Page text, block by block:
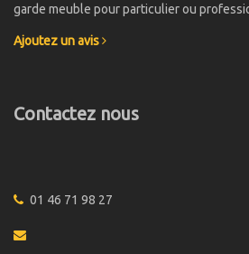
garde meuble pour particulier ou
Ajoutez un avis
Contactez nous
01 46 71 98 27